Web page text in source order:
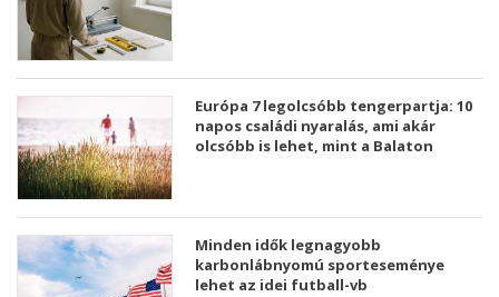
Európa 7 legolcsóbb tengerpartja: 10
napos családi nyaralás, ami akár
olcsóbb is lehet, mint a Balaton
Minden idők legnagyobb
karbonlábnyomú sporteseménye
lehet az idei futball-vb